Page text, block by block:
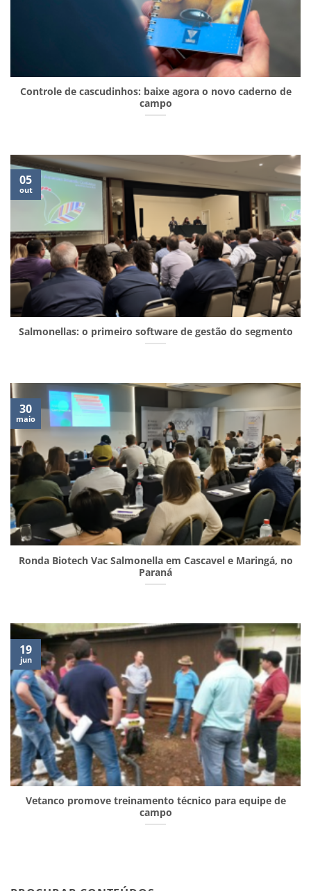
Controle de cascudinhos: baixe agora o novo caderno de
campo
Salmonellas: o primeiro software de gestão do segmento
05
out
Ronda Biotech Vac Salmonella em Cascavel e Maringá, no
Paraná
30
maio
Vetanco promove treinamento técnico para equipe de
campo
19
jun